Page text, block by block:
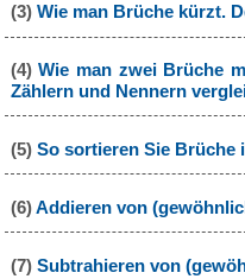
(3) Wie man Brüche kürzt.
(4)Wie man zwei Brüche
Zählern und Nennern
(5) So sortieren Sie Brüche
(6)Addieren von
(7) Subtrahieren von